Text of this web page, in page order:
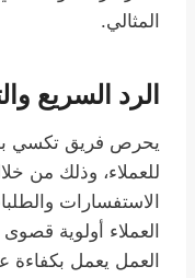
المثالي.
الرد السريع
يحرص فريق تكسي
للعملاء، وذلك من
الاستفسارات
العملاء أولوية
العمل يعمل بكفاءة